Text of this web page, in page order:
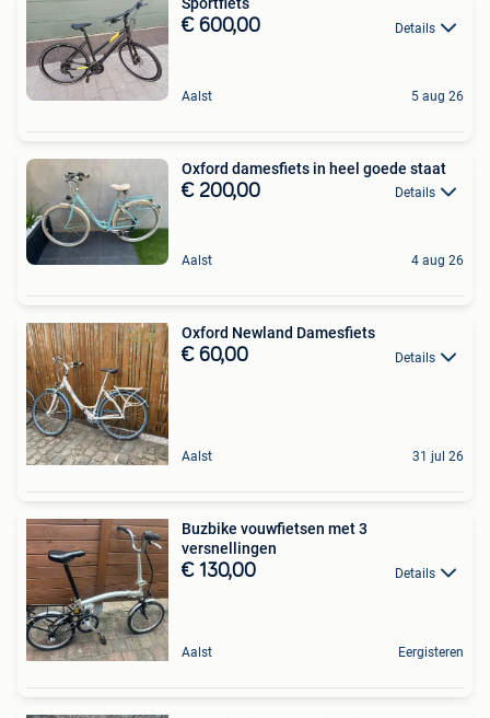
Sportfiets
€ 600,00 Details
Aalst 5 aug 26
Oxford damesfiets in heel goede staat
€ 200,00 Details
Aalst 4 aug 26
Oxford Newland Damesfiets
€ 60,00 Details
Aalst 31 jul 26
Buzbike vouwfietsen met 3
versnellingen
€ 130,00 Details
Aalst Eergisteren